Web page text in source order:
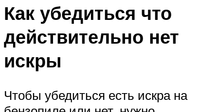
Как убедиться что
действительно нет
искры
Чтобы убедиться есть искра на